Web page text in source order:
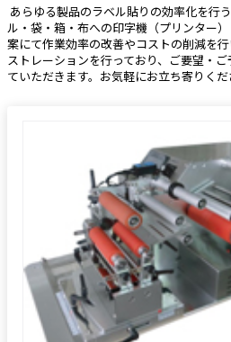
ル・袋・箱・布への印字機（プリンター
案にて作業効率の改善やコストの削減を
ストレーションを行っており、ご要望・
ていただきます。お気軽にお立ち寄りくだ